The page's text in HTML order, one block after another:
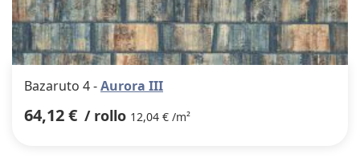
Bazaruto 4 -Aurora III
64,12 € / rollo 12,04 € /m²